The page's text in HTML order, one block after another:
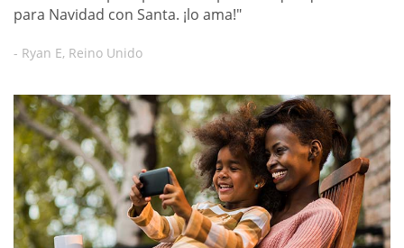
para Navidad con Santa. ¡lo ama!"
- Ryan E, Reino Unido